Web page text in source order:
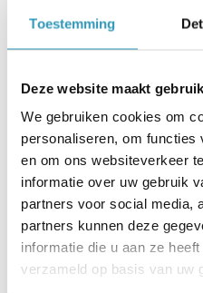
Toestemming
Deze website maakt
We gebruiken cookies om
personaliseren, om functies
en om ons websiteverkeer
informatie over uw gebruik
partners voor social media,
partners kunnen deze
informatie die u aan ze
verzameld op basis van uw
bieden een
Gezien de
interlock
deze
extra
combinatie
worden.